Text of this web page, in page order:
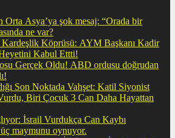
Orta Asya’ya şok mesaj: “Orada bir
ne var?
Kardeşlik Köprüsü: AYM Başkanı Kadir
Kabul Ettti!
ABD ordusu doğrudan
Son Noktada Vahşet: Katil Siyonist
Biri Çocuk 3 Can Daha Hayattan
İsrail Vurdukça Can Kaybı
maymunu oynuyor.